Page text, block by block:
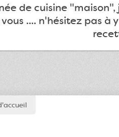
de cuisine
.... n'hésitez pas à